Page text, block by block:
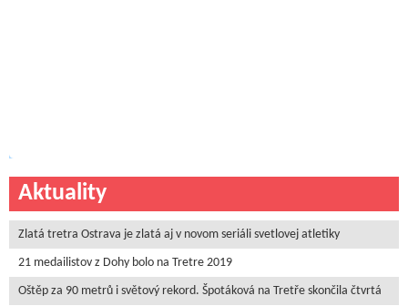
Aktuality
Zlatá tretra Ostrava je zlatá aj v novom seriáli svetlovej atletiky
21 medailistov z Dohy bolo na Tretre 2019
Oštěp za 90 metrů i světový rekord. Špotáková na Tretře skončila čtvrtá